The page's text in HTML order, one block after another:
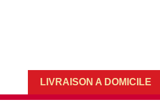
LIVRAISON A DOMICILE